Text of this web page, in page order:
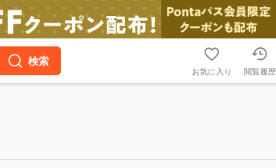
検索
お気に入り 閲覧履歴